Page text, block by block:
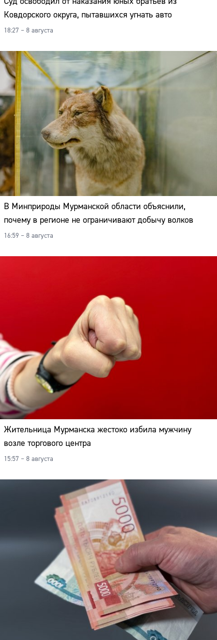
Ковдорского округа, пытавшихся угнать авто
18:27 – 8 августа
В Минприроды Мурманской области объяснили,
почему в регионе не ограничивают добычу волков
16:59 – 8 августа
Жительница Мурманска жестоко избила мужчину
возле торгового центра
15:57 – 8 августа
Сайт: